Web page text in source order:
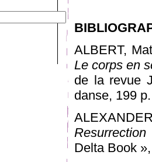
ALBERT,
Le corps en
de la revue
danse, 199
Delta Book